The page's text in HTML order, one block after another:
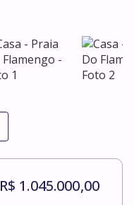
R$ 1.045.000,00